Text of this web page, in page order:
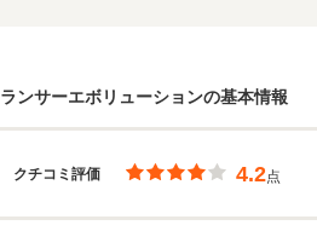
ランサーエボリューションの基本情報
クチコミ評価 4.2点